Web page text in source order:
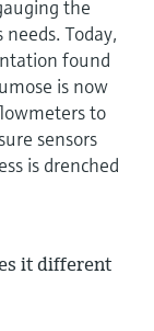
the
Today,
found
is now
to
sensors
is drenched
it different